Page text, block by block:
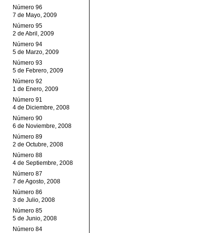
Número 96
7 de Mayo, 2009
Número 95
2 de Abril, 2009
Número 94
5 de Marzo, 2009
Número 93
5 de Febrero, 2009
Número 92
1 de Enero, 2009
Número 91
4 de Diciembre, 2008
Número 90
6 de Noviembre, 2008
Número 89
2 de Octubre, 2008
Número 88
4 de Septiembre, 2008
Número 87
7 de Agosto, 2008
Número 86
3 de Julio, 2008
Número 85
5 de Junio, 2008
Número 84